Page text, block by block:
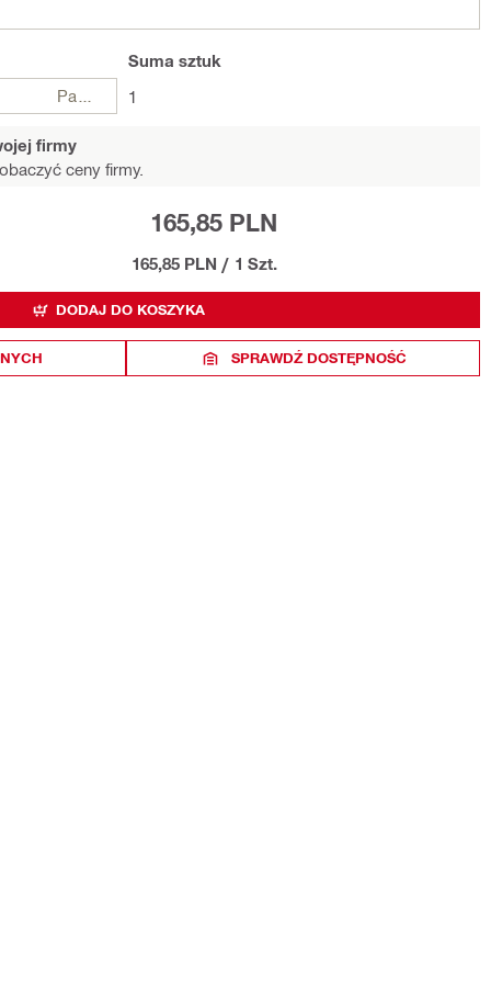
Suma sztuk
1
firmy
ceny firmy.
165,85 PLN
165,85 PLN / 1 Szt.
DODAJ DO KOSZYKA
SPRAWDŹ DOSTĘPNOŚĆ